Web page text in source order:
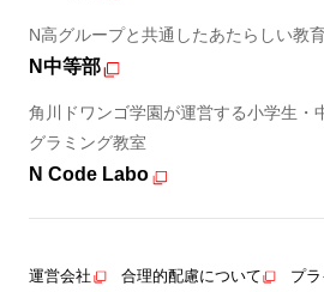
N高グループと共通したあたらしい教
N中等部
角川ドワンゴ学園が運営する小学生・
グラミング教室
N Code Labo
運営会社 合理的配慮について プ